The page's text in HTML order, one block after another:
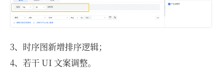
3、时序图新增排序逻辑；
4、若干 UI 文案调整。